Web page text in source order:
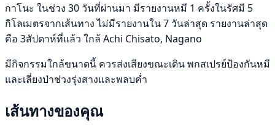
กาโนะ ในช่วง 30 วันที่ผ่านมา มีรายงานหมี 1 ครั้งในรัศมี 5
กิโลเมตรจากเส้นทาง ไม่มีรายงานใน 7 วันล่าสุด รายงานล่าสุด
คือ 3สัปดาห์ที่แล้ว ใกล้ Achi Chisato, Nagano
มีกิจกรรมใกล้ขนาดนี้ ควรส่งเสียงขณะเดิน พกสเปรย์ป้องกันหมี
และเลี่ยงป่าช่วงรุ่งสางและพลบค่ำ
เส้นทางของคุณ